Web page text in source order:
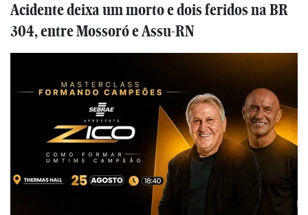
Acidente deixa um morto e dois feridos na BR
304, entre Mossoró e Assu-RN